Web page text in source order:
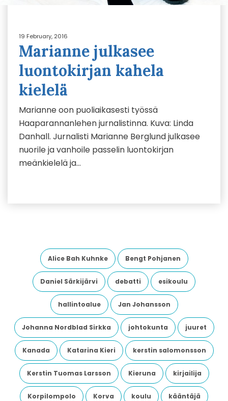
19 February, 2016
Marianne julkasee
luontokirjan kahela
kielelä
Marianne oon puoliaikasesti työssä
Haaparannanlehen jurnalistinna. Kuva: Linda
Danhall. Jurnalisti Marianne Berglund julkasee
nuorile ja vanhoile passelin luontokirjan
meänkielelä ja…
Alice Bah Kuhnke Bengt Pohjanen
Daniel Särkijärvi debatti esikoulu
hallintoalue Jan Johansson
Johanna Nordblad Sirkka johtokunta juuret
Kanada Katarina Kieri kerstin salomonsson
Kerstin Tuomas Larsson Kieruna kirjailija
Korpilompolo Korva koulu kääntäjä